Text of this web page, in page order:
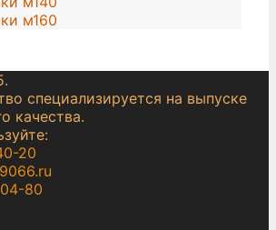
м160
специализируется на выпуске
качества.
20
80